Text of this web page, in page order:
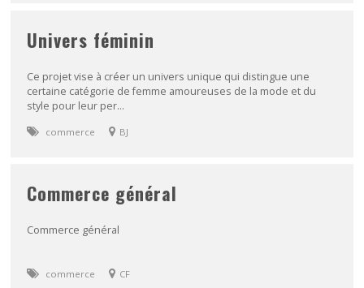
Univers féminin
Ce projet vise à créer un univers unique qui distingue une
certaine catégorie de femme amoureuses de la mode et du
style pour leur per...
commerce BJ
Commerce général
Commerce général
commerce CF